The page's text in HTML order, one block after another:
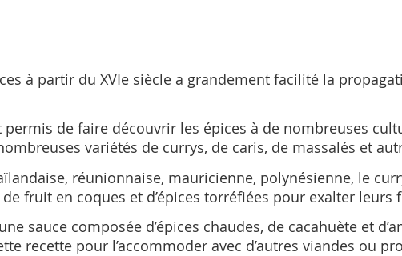
à partir du XVIe siècle a grandement facilité la
de faire découvrir les épices à de nombreuses
variétés de currys, de caris, de massalés et
réunionnaise, mauricienne, polynésienne, le
fruit en coques et d’épices torréfiées pour exalter leurs
sauce composée d’épices chaudes, de cacahuète et
recette pour l’accommoder avec d’autres viandes ou